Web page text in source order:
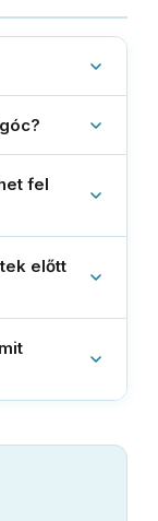
fel
előtt